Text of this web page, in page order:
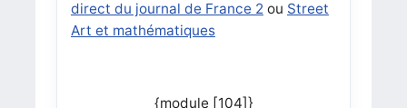
direct du journal de France 2ou Street
Art et mathématiques
{module [104]}